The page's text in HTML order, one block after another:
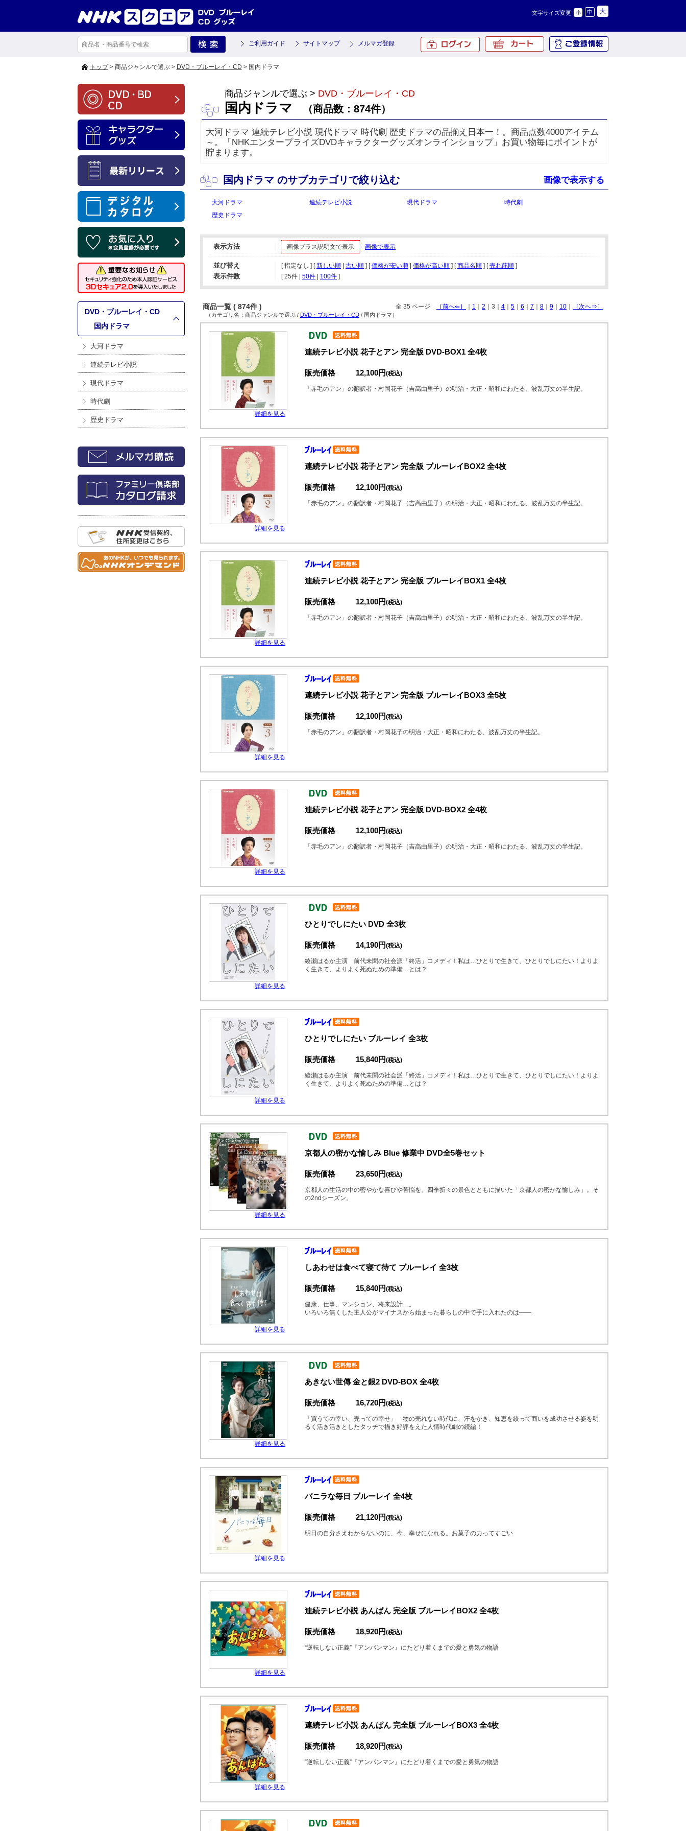
文字サイズ変更 小 中 大
ご利用ガイド サイトマップ メルマガ登録
トップ> 商品ジャンルで選ぶ > DVD・ブルーレイ・CD > 国内ドラマ
DVD・ブルーレイ・CD
国内ドラマ
大河ドラマ
連続テレビ小説
現代ドラマ
時代劇
歴史ドラマ
商品ジャンルで選ぶ > DVD・ブルーレイ・CD
国内ドラマ （商品数：874件）
大河ドラマ 連続テレビ小説 現代ドラマ 時代劇 歴史ドラマの品揃え日本一！。商品点数4000アイテム
～。「NHKエンタープライズDVDキャラクターグッズオンラインショップ」お買い物毎にポイントが
貯まります。
国内ドラマ のサブカテゴリで絞り込む 画像で表示する
大河ドラマ 連続テレビ小説 現代ドラマ
時代劇
歴史ドラマ
表示方法 画像プラス説明文で表示 画像で表示
並び替え [ 指定なし ] [新しい順 古い順 ] [価格が安い順 価格が高い順 ] [商品名順 ] [売れ筋順 ]
表示件数 [ 25件 50件 100件 ]
商品一覧 ( 874件 ) 全 35 ページ ［前へ⇐］ 1 2 ｜3｜ 4 5 6 7 8 9 10 ［次へ⇒］
（カテゴリ名：商品ジャンルで選ぶ / DVD・ブルーレイ・CD / 国内ドラマ）
詳細を見る
連続テレビ小説 花子とアン 完全版 DVD-BOX1 全4枚
販売価格 12,100円(税込)
「赤毛のアン」の翻訳者・村岡花子（吉高由里子）の明治・大正・昭和にわたる、波乱万丈の半生記。
詳細を見る
連続テレビ小説 花子とアン 完全版 ブルーレイBOX2 全4枚
販売価格 12,100円(税込)
「赤毛のアン」の翻訳者・村岡花子（吉高由里子）の明治・大正・昭和にわたる、波乱万丈の半生記。
詳細を見る
連続テレビ小説 花子とアン 完全版 ブルーレイBOX1 全4枚
販売価格 12,100円(税込)
「赤毛のアン」の翻訳者・村岡花子（吉高由里子）の明治・大正・昭和にわたる、波乱万丈の半生記。
詳細を見る
連続テレビ小説 花子とアン 完全版 ブルーレイBOX3 全5枚
販売価格 12,100円(税込)
「赤毛のアン」の翻訳者・村岡花子の明治・大正・昭和にわたる、波乱万丈の半生記。
詳細を見る
連続テレビ小説 花子とアン 完全版 DVD-BOX2 全4枚
販売価格 12,100円(税込)
「赤毛のアン」の翻訳者・村岡花子（吉高由里子）の明治・大正・昭和にわたる、波乱万丈の半生記。
詳細を見る
ひとりでしにたい DVD 全3枚
販売価格 14,190円(税込)
綾瀬はるか主演 前代未聞の社会派「終活」コメディ！私は…ひとりで生きて、ひとりでしにたい！よりよ
く生きて、よりよく死ぬための準備…とは？
詳細を見る
ひとりでしにたい ブルーレイ 全3枚
販売価格 15,840円(税込)
綾瀬はるか主演 前代未聞の社会派「終活」コメディ！私は…ひとりで生きて、ひとりでしにたい！よりよ
く生きて、よりよく死ぬための準備…とは？
詳細を見る
京都人の密かな愉しみ Blue 修業中 DVD全5巻セット
販売価格 23,650円(税込)
京都人の生活の中の密やかな喜びや苦悩を、四季折々の景色とともに描いた「京都人の密かな愉しみ」。そ
の2ndシーズン。
詳細を見る
しあわせは食べて寝て待て ブルーレイ 全3枚
販売価格 15,840円(税込)
健康、仕事、マンション、将来設計…。
いろいろ無くした主人公がマイナスから始まった暮らしの中で手に入れたのは――
詳細を見る
あきない世傳 金と銀2 DVD-BOX 全4枚
販売価格 16,720円(税込)
「買うての幸い、売っての幸せ」 物の売れない時代に、汗をかき、知恵を絞って商いを成功させる姿を明
るく活き活きとしたタッチで描き好評をえた人情時代劇の続編！
詳細を見る
バニラな毎日 ブルーレイ 全4枚
販売価格 21,120円(税込)
明日の自分さえわからないのに、今、幸せになれる。お菓子の力ってすごい
詳細を見る
連続テレビ小説 あんぱん 完全版 ブルーレイBOX2 全4枚
販売価格 18,920円(税込)
“逆転しない正義”『アンパンマン』にたどり着くまでの愛と勇気の物語
詳細を見る
連続テレビ小説 あんぱん 完全版 ブルーレイBOX3 全4枚
販売価格 18,920円(税込)
“逆転しない正義”『アンパンマン』にたどり着くまでの愛と勇気の物語